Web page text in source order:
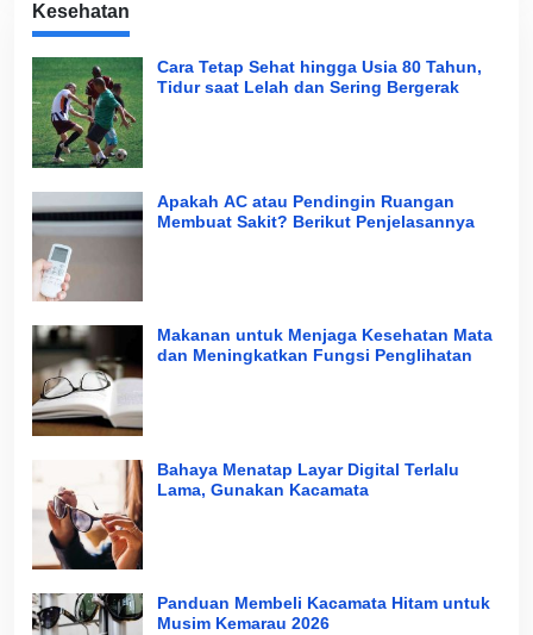
Kesehatan
Cara Tetap Sehat hingga Usia 80 Tahun,
Tidur saat Lelah dan Sering Bergerak
Apakah AC atau Pendingin Ruangan
Membuat Sakit? Berikut Penjelasannya
Makanan untuk Menjaga Kesehatan Mata
dan Meningkatkan Fungsi Penglihatan
Bahaya Menatap Layar Digital Terlalu
Lama, Gunakan Kacamata
Panduan Membeli Kacamata Hitam untuk
Musim Kemarau 2026